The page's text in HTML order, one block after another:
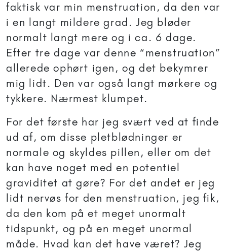
faktisk var min menstruation, da den var
i en langt mildere grad. Jeg bløder
normalt langt mere og i ca. 6 dage.
Efter tre dage var denne “menstruation”
allerede ophørt igen, og det bekymrer
mig lidt. Den var også langt mørkere og
tykkere. Nærmest klumpet.
For det første har jeg svært ved at finde
ud af, om disse pletblødninger er
normale og skyldes pillen, eller om det
kan have noget med en potentiel
graviditet at gøre? For det andet er jeg
lidt nervøs for den menstruation, jeg fik,
da den kom på et meget unormalt
tidspunkt, og på en meget unormal
måde. Hvad kan det have været? Jeg